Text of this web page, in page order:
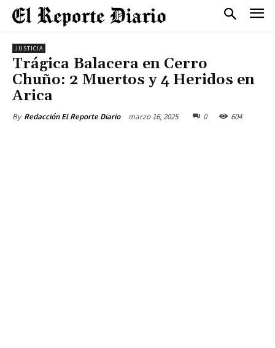
JUSTICIA
Trágica Balacera en Cerro
Chuño: 2 Muertos y 4 Heridos en
Arica
By Redacción El Reporte Diario marzo 16, 2025 0 604